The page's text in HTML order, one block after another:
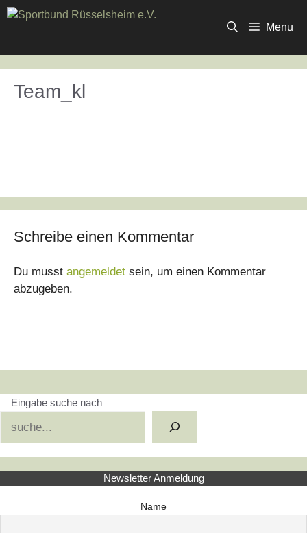
Zum
Inhalt
Menu
Team_kl
Schreibe einen Kommentar
Du musst angemeldet sein, um einen Kommentar
abzugeben.
Eingabe suche nach
Newsletter Anmeldung
Name